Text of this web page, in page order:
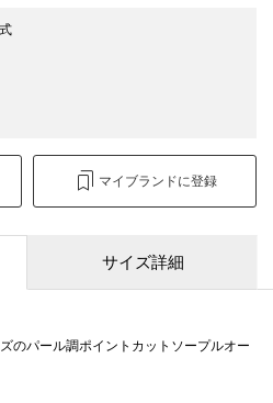
マイブランドに登録
サイズ詳細
のパール調ポイントカットソープルオー